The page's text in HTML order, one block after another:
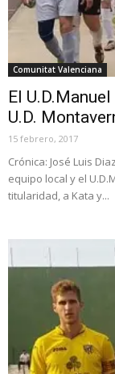
Comunitat Valenciana
El
U.D.
15 febrero, 2017
Crónica: José Luis
equipo local y el
titularidad, a Kata y...